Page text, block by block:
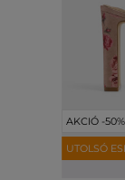
AKCIÓ -50%
UTOLSÓ